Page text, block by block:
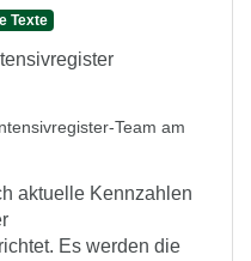
Texte
Team am
aktuelle Kennzahlen
Es werden die